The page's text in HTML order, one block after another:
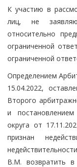
К участию в
лиц, не
относительно
ограниченной
ограниченной
Определением
15.04.2022,
Второго
и
округа от
признан
В.М. возвратить в